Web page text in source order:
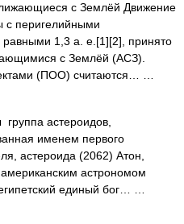
с Землёй Движение
с перигелийными
1,3 а. е.[1][2], принято
с Землёй (АСЗ).
(ПОО) считаются… …
астероидов,
именем первого
астероида (2062) Атон,
астрономом
единый бог… …